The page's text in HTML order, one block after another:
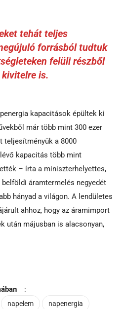
tehát teljes
forrásból tudtuk
felüli részből
is.
kapacitások épültek ki
már több mint 300 ezer
teljesítményük a 8000
kapacitás több mint
– írta a miniszterhelyettes,
áramtermelés negyedét
hányad a világon. A lendületes
ahhoz, hogy az áramimport
után májusban is alacsonyan,
:
napelem napenergia